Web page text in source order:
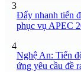
3
Đẩy nhanh tiến
phục vụ APEC
4
Nghệ An: Tiến
ứng yêu cầu đề